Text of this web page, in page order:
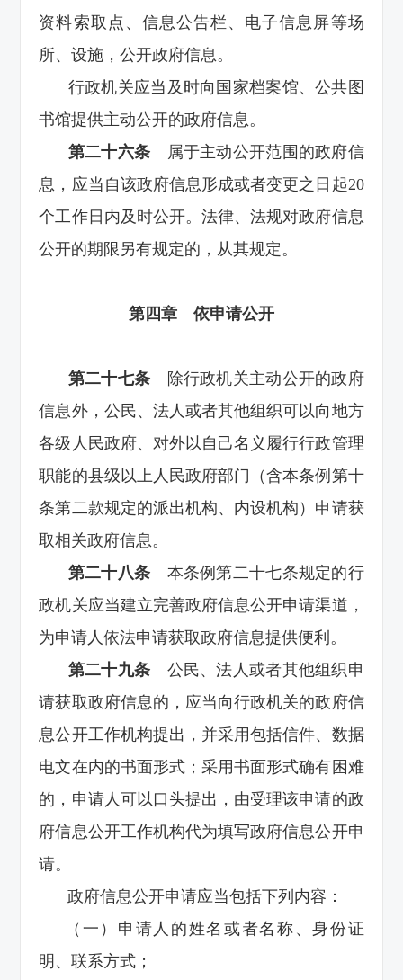
资料索取点、信息公告栏、电子信息屏等场
所、设施，公开政府信息。
行政机关应当及时向国家档案馆、公共图
书馆提供主动公开的政府信息。
第二十六条 属于主动公开范围的政府信
息，应当自该政府信息形成或者变更之日起20
个工作日内及时公开。法律、法规对政府信息
公开的期限另有规定的，从其规定。
第四章 依申请公开
第二十七条 除行政机关主动公开的政府
信息外，公民、法人或者其他组织可以向地方
各级人民政府、对外以自己名义履行行政管理
职能的县级以上人民政府部门（含本条例第十
条第二款规定的派出机构、内设机构）申请获
取相关政府信息。
第二十八条 本条例第二十七条规定的行
政机关应当建立完善政府信息公开申请渠道，
为申请人依法申请获取政府信息提供便利。
第二十九条 公民、法人或者其他组织申
请获取政府信息的，应当向行政机关的政府信
息公开工作机构提出，并采用包括信件、数据
电文在内的书面形式；采用书面形式确有困难
的，申请人可以口头提出，由受理该申请的政
府信息公开工作机构代为填写政府信息公开申
请。
政府信息公开申请应当包括下列内容：
（一）申请人的姓名或者名称、身份证
明、联系方式；